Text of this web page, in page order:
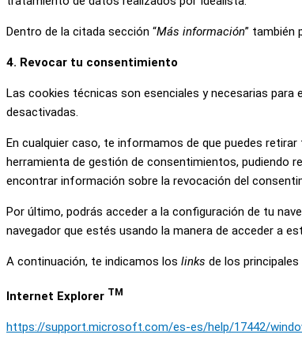
Dentro de la citada sección “Más información” también
4. Revocar tu consentimiento
Las cookies técnicas son esenciales y necesarias
desactivadas.
En cualquier caso, te informamos de que puedes
herramienta de gestión de consentimientos, pudiendo
encontrar información sobre la revocación del
Por último, podrás acceder a la configuración de tu
navegador que estés usando la manera de acceder a
A continuación, te indicamos los links de los
Internet Explorer TM
https://support.microsoft.com/es-es/help/17442/